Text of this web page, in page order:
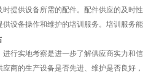
提供设备所需的配件。配件供应的及时
设备操作和维护的培训服务。培训服务
行实地考察是进一步了解供应商实力和信
商的生产设备是否先进、维护是否良好